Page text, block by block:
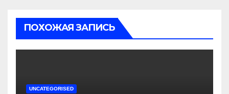
ПОХОЖАЯ ЗАПИСЬ
UNCATEGORISED